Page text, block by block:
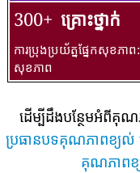
300+ គ្រោះថ្នាក់
ការប្រុងប្រយ័ត្នផ្នែកសុខភ
សុខភាព
ដើម្បីដឹងបន្ថែមអំពី
ប្រធានបទគុណភាពខ្យ
គុណភាពខ្